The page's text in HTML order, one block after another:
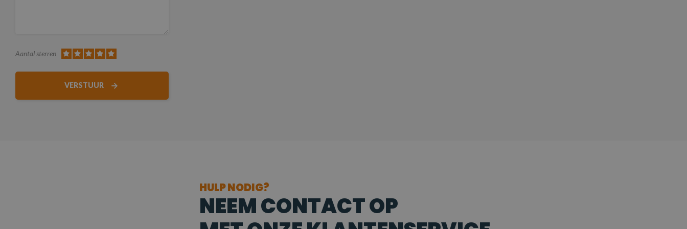
Aantal sterren
VERSTUUR
HULP NODIG?
NEEM CONTACT OP